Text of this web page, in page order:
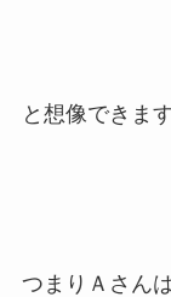
と想像できます
つまりＡさん